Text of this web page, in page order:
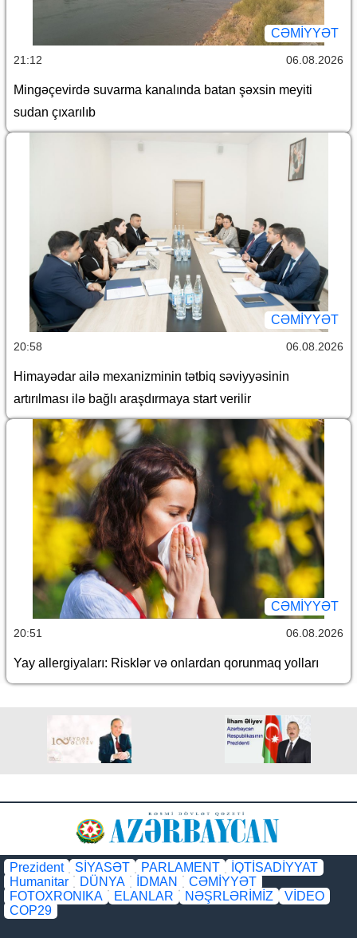
CƏMİYYƏT
21:12 06.08.2026
Mingəçevirdə suvarma kanalında batan şəxsin meyiti
sudan çıxarılıb
CƏMİYYƏT
20:58 06.08.2026
Himayədar ailə mexanizminin tətbiq səviyyəsinin
artırılması ilə bağlı araşdırmaya start verilir
CƏMİYYƏT
20:51 06.08.2026
Yay allergiyaları: Risklər və onlardan qorunmaq yolları
Prezident SİYASƏT PARLAMENT
İQTİSADİYYAT
Humanitar
DÜNYA İDMAN
CƏMİYYƏT
FOTOXRONIKA
ELANLAR NƏŞRLƏRİMİZ
VİDEO
COP29